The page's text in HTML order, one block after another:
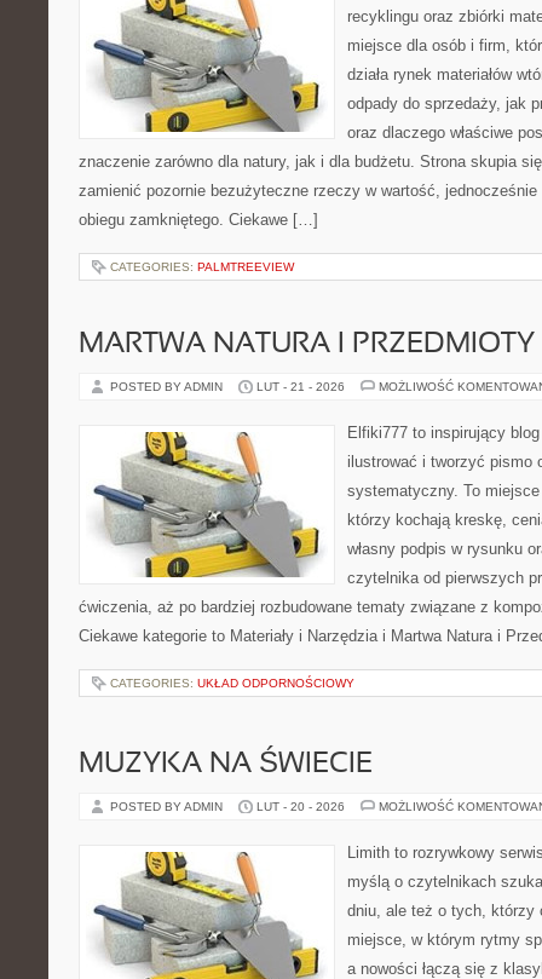
recyklingu oraz zbiórki
miejsce dla osób i firm,
działa rynek materiałów
odpady do sprzedaży, jak
oraz dlaczego właściwe
znaczenie zarówno dla natury, jak i dla budżetu. Strona skupia
zamienić pozornie bezużyteczne rzeczy w wartość, jednocześnie
obiegu zamkniętego. Ciekawe […]
CATEGORIES: PALMTREEVIEW
MARTWA NATURA I PRZEDMIOTY
POSTED BY ADMIN LUT - 21 - 2026 MOŻLIWOŚĆ
Elfiki777 to inspirujący
ilustrować i tworzyć pismo
systematyczny. To
którzy kochają kreskę,
własny podpis w rysunku
czytelnika od pierwszych
ćwiczenia, aż po bardziej rozbudowane tematy związane z
Ciekawe kategorie to Materiały i Narzędzia i Martwa Natura i
CATEGORIES: UKŁAD ODPORNOŚCIOWY
MUZYKA NA ŚWIECIE
POSTED BY ADMIN LUT - 20 - 2026 MOŻLIWOŚĆ
Limith to rozrywkowy
myślą o czytelnikach
dniu, ale też o tych, którzy
miejsce, w którym rytmy
a nowości łączą się z